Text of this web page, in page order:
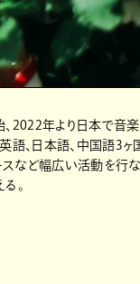
2022年より日本で音
語、日本語、中国語3ヶ
スなど幅広い活動を行
。